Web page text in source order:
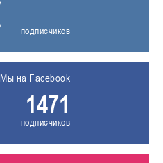
подписчиков
Мы на Facebook
1471
подписчиков